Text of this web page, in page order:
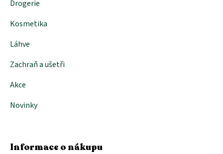
Drogerie
Kosmetika
Láhve
Zachraň a ušetři
Akce
Novinky
Informace o nákupu